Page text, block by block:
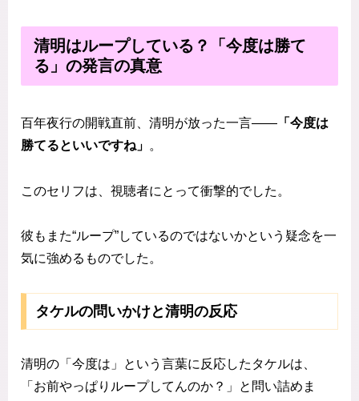
清明はループしている？「今度は勝て
る」の発言の真意
百年夜行の開戦直前、清明が放った一言―― 「今度は
勝てるといいですね」 。
このセリフは、視聴者にとって衝撃的でした。
彼もまた“ループ”しているのではないかという疑念を一
気に強めるものでした。
タケルの問いかけと清明の反応
清明の「今度は」という言葉に反応したタケルは、
「お前やっぱりループしてんのか？」と問い詰めま